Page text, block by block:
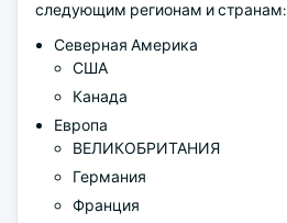
следующим регионам и странам:
Северная Америка
США
Канада
Европа
ВЕЛИКОБРИТАНИЯ
Германия
Франция